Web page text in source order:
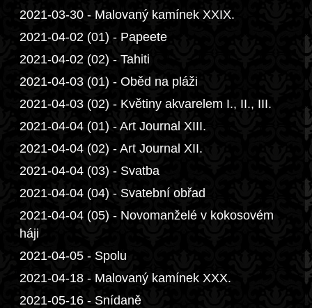
2021-03-30 - Malovaný kamínek XXIX.
2021-04-02 (01) - Papeete
2021-04-02 (02) - Tahiti
2021-04-03 (01) - Oběd na pláži
2021-04-03 (02) - Květiny akvarelem I., II., III.
2021-04-04 (01) - Art Journal XIII.
2021-04-04 (02) - Art Journal XII.
2021-04-04 (03) - Svatba
2021-04-04 (04) - Svatební obřad
2021-04-04 (05) - Novomanželé v kokosovém
háji
2021-04-05 - Spolu
2021-04-18 - Malovaný kamínek XXX.
2021-05-16 - Snídaně